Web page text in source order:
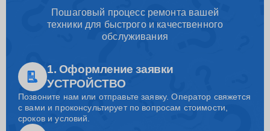
Пошаговый процесс ремонта вашей
техники для быстрого и качественного
обслуживания
1. Оформление заявки
УСТРОЙСТВО
Позвоните нам или отправьте заявку. Оператор свяжется
с вами и проконсультирует по вопросам стоимости,
сроков и условий.